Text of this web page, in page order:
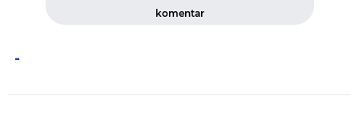
komentar
-